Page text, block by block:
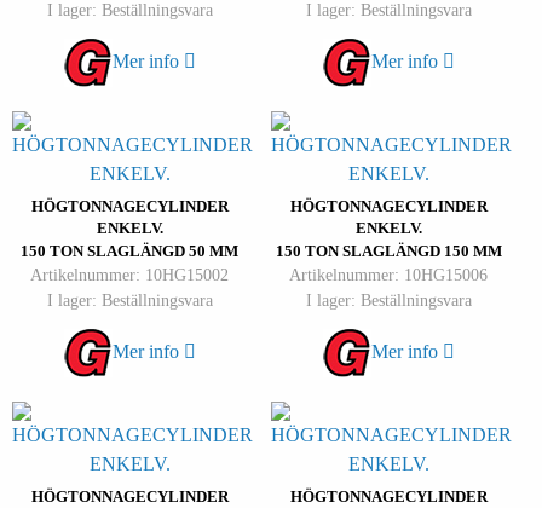
I lager: Beställningsvara
Mer info
I lager: Beställningsvara
Mer info
HÖGTONNAGECYLINDER
ENKELV.
150 TON SLAGLÄNGD 50 MM
Artikelnummer: 10HG15002
I lager: Beställningsvara
Mer info
HÖGTONNAGECYLINDER
ENKELV.
150 TON SLAGLÄNGD 150 MM
Artikelnummer: 10HG15006
I lager: Beställningsvara
Mer info
HÖGTONNAGECYLINDER
HÖGTONNAGECYLINDER